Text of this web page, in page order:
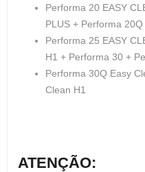
Performa 20 EASY
PLUS + Performa
Performa 25 EASY
H1 + Performa 30 +
Performa 30Q Easy
Clean H1
ATENÇÃO: